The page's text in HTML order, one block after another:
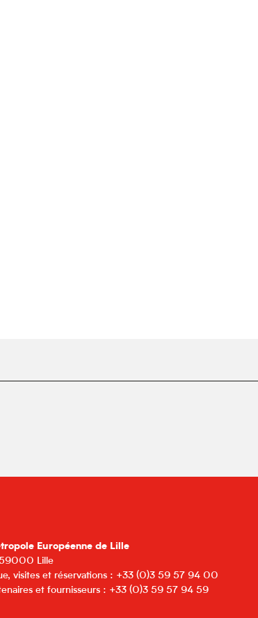
Européenne de Lille
59000 Lille
visites et réservations : +33 (0)3 59 57 94 00
et fournisseurs : +33 (0)3 59 57 94 59